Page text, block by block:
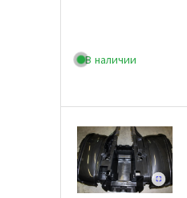
В наличии